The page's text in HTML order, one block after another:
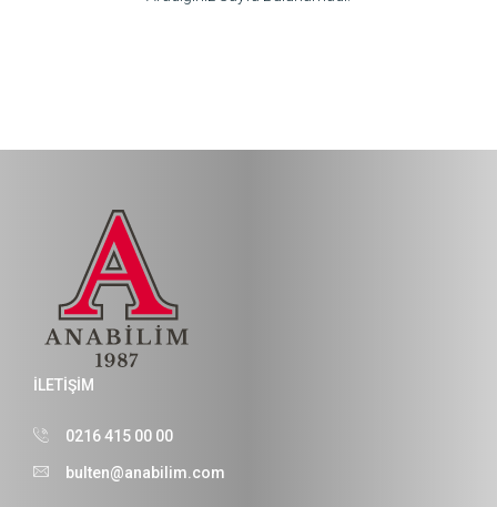
İLETİŞİM
0216 415 00 00
bulten@anabilim.com